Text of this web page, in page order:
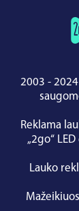
2003 -
Reklama
„2go“
Lauko